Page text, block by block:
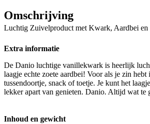
Omschrijving
Luchtig Zuivelproduct met Kwark, Aardbei en
Extra informatie
De Danio luchtige vanillekwark is heerlijk
laagje echte zoete aardbei! Voor als je zin hebt
tussendoortje, snack of toetje. Je kunt het
lekker apart van genieten. Danio. Altijd wat te
Inhoud en gewicht